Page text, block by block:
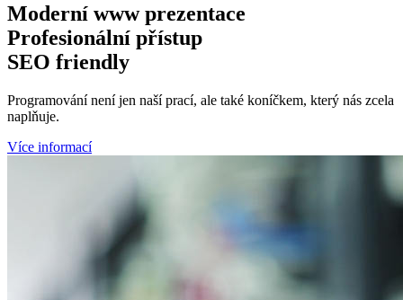
Moderní wwwprezentace
Profesionální přístup
SEO friendly
Programování není jen naší prací, ale také koníčkem, který nás zcela
naplňuje.
Více informací